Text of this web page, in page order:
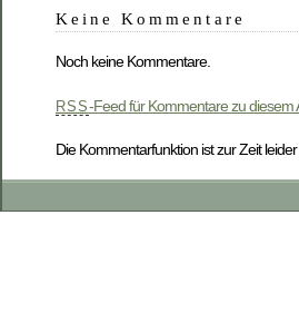
Keine Kommentare
Noch keine Kommentare.
RSS-Feed für Kommentare zu diesem
Die Kommentarfunktion ist zur Zeit leider